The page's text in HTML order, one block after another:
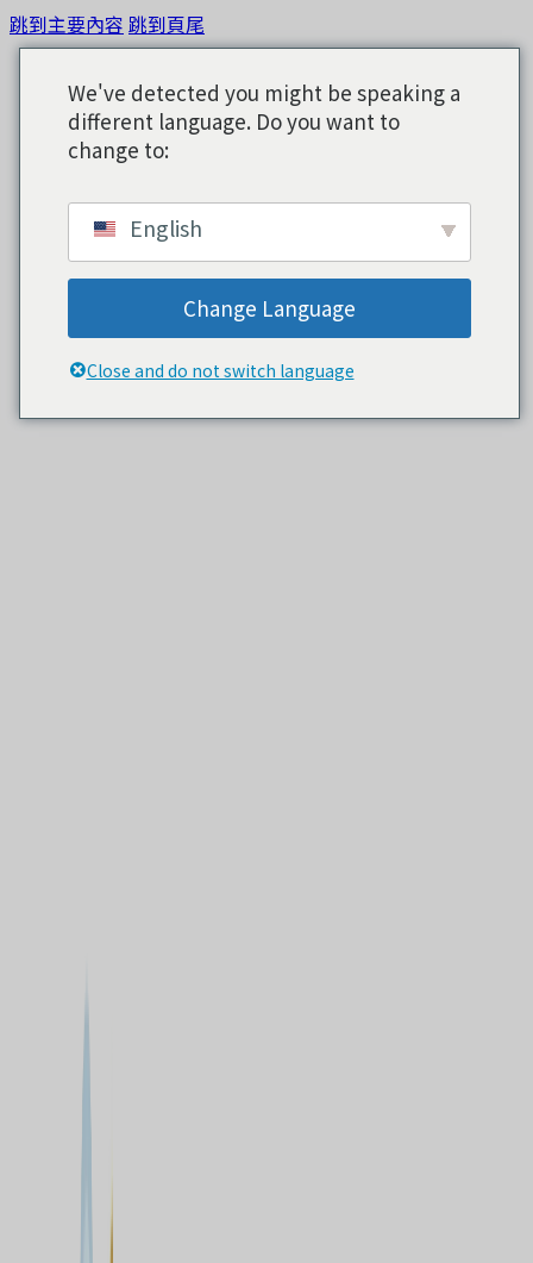
跳到主要內容 跳到頁尾
We've detected you might be speaking a
different language. Do you want to
change to:
English
Change Language
Close and do not switch language